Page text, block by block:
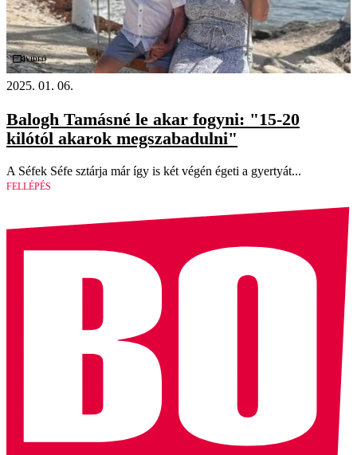
Videó
2025. 01. 06.
Balogh Tamásné le akar fogyni: "15-20
kilótól akarok megszabadulni"
A Séfek Séfe sztárja már így is két végén égeti a gyertyát...
FELLÉPÉS